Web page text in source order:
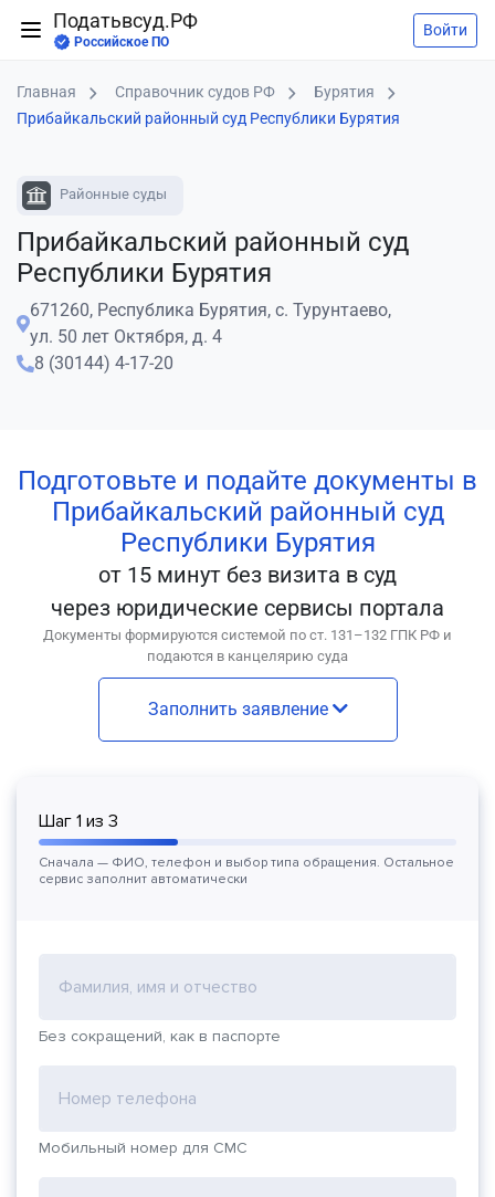
Податьвсуд.РФ
Российское ПО
Войти
Главная Справочник судов РФ
Бурятия
Прибайкальский районный суд Республики Бурятия
Районные суды
Прибайкальский районный суд
Республики Бурятия
671260, Республика Бурятия, с. Турунтаево,
ул. 50 лет Октября, д. 4
8 (30144) 4-17-20
Подготовьте и подайте документы в
Прибайкальский районный суд
Республики Бурятия
от 15 минут без визита в суд
через юридические сервисы портала
Документы формируются системой по ст. 131–132 ГПК РФ и
подаются в канцелярию суда
Заполнить заявление
Шаг 1 из 3
Сначала — ФИО, телефон и выбор типа обращения. Остальное
сервис заполнит автоматически
Фамилия, имя и отчество
Без сокращений, как в паспорте
Номер телефона
Мобильный номер для СМС